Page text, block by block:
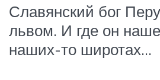
Славянский бог
львом. И где он
наших-то широтах…